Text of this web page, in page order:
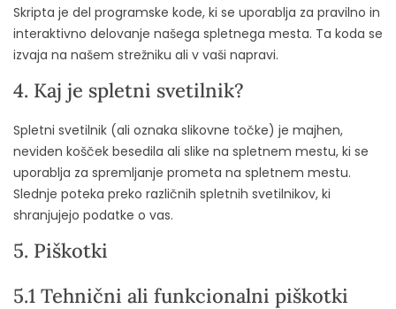
Skripta je del programske kode, ki se uporablja za pravilno in
interaktivno delovanje našega spletnega mesta. Ta koda se
izvaja na našem strežniku ali v vaši napravi.
4. Kaj je spletni svetilnik?
Spletni svetilnik (ali oznaka slikovne točke) je majhen,
neviden košček besedila ali slike na spletnem mestu, ki se
uporablja za spremljanje prometa na spletnem mestu.
Slednje poteka preko različnih spletnih svetilnikov, ki
shranjujejo podatke o vas.
5. Piškotki
5.1 Tehnični ali funkcionalni piškotki